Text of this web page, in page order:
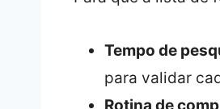
Tempo de
para validar